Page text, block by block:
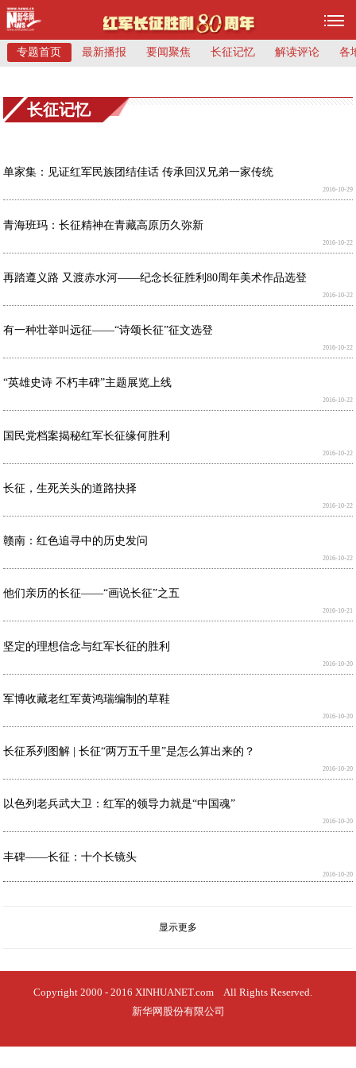
专题首页 最新播报 要闻聚焦 长征记忆 解读评论 各
长征记忆
单家集：见证红军民族团结佳话 传承回汉兄弟一家传统
2016-10-29
青海班玛：长征精神在青藏高原历久弥新
2016-10-22
再踏遵义路 又渡赤水河——纪念长征胜利80周年美术作品选登
2016-10-22
有一种壮举叫远征——“诗颂长征”征文选登
2016-10-22
“英雄史诗 不朽丰碑”主题展览上线
2016-10-22
国民党档案揭秘红军长征缘何胜利
2016-10-22
长征，生死关头的道路抉择
2016-10-22
赣南：红色追寻中的历史发问
2016-10-22
他们亲历的长征——“画说长征”之五
2016-10-21
坚定的理想信念与红军长征的胜利
2016-10-20
军博收藏老红军黄鸿瑞编制的草鞋
2016-10-20
长征系列图解 | 长征“两万五千里”是怎么算出来的？
2016-10-20
以色列老兵武大卫：红军的领导力就是“中国魂”
2016-10-20
丰碑——长征：十个长镜头
2016-10-20
显示更多
Copyright 2000 - 2016 XINHUANET.com All Rights Reserved.
新华网股份有限公司